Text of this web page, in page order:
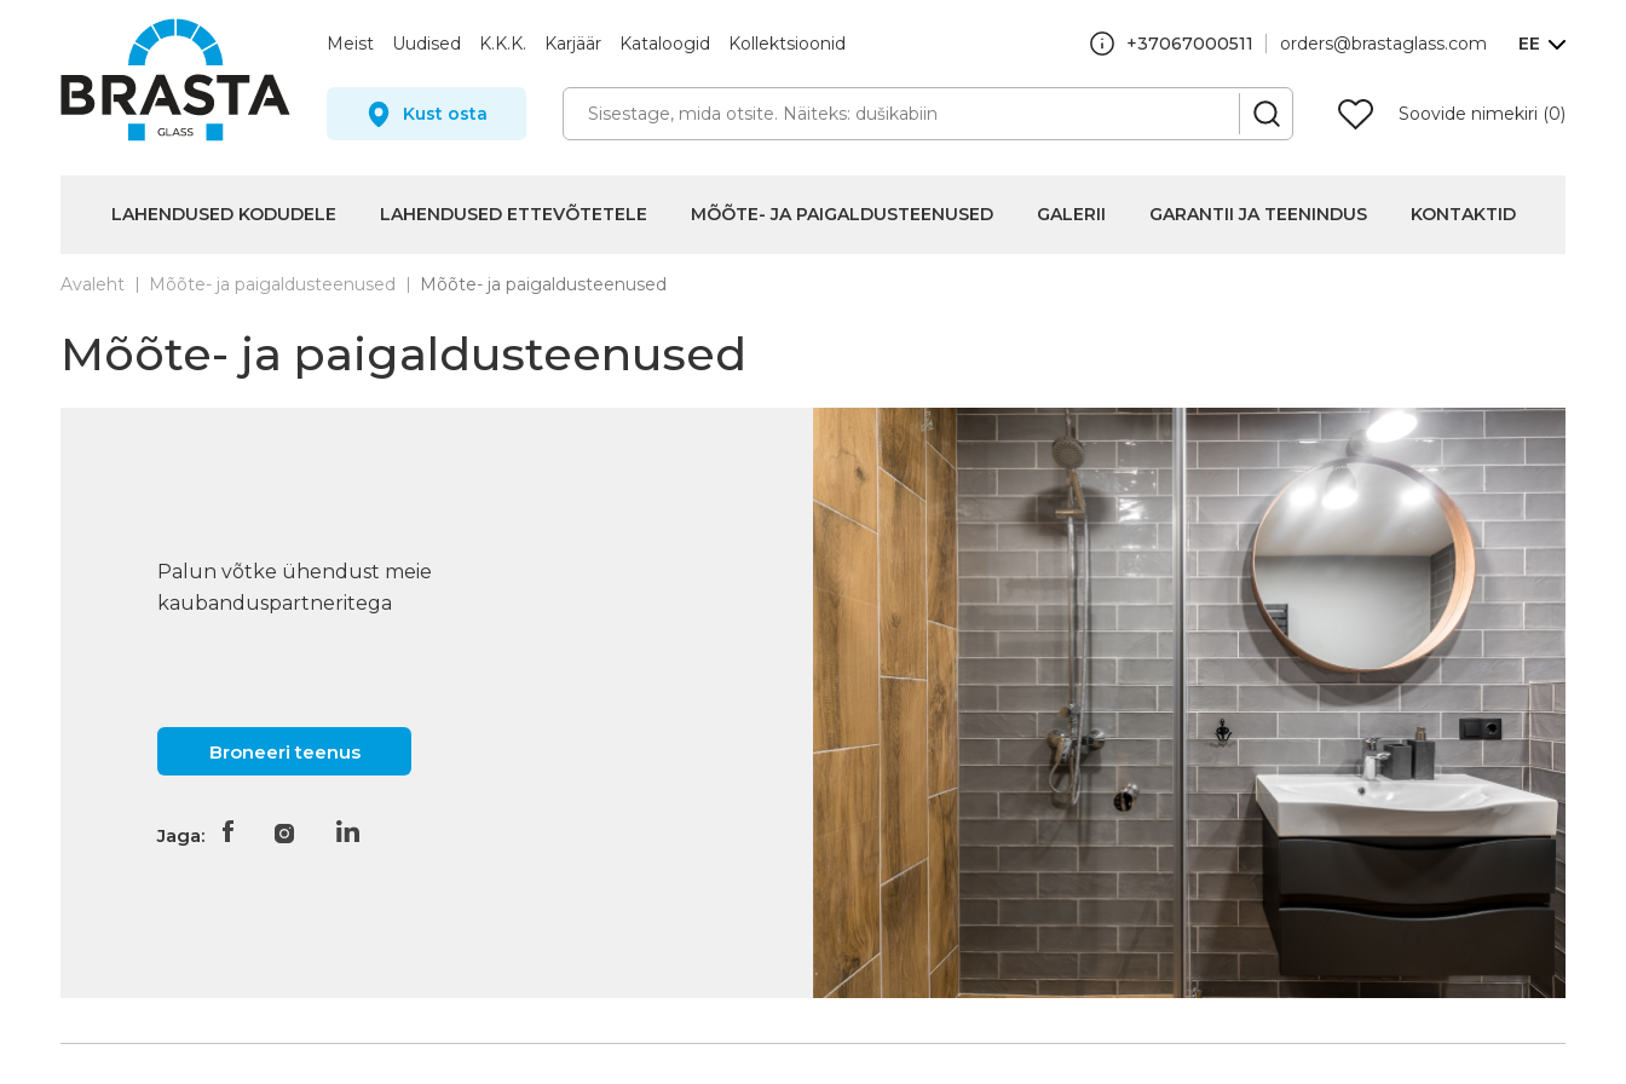
Meist Uudised K.K.K. Karjäär Kataloogid Kollektsioonid +37067000511 orders@brastaglass.com EE
Kust osta Soovide nimekiri (0)
LAHENDUSED KODUDELE LAHENDUSED ETTEVÕTETELE MÕÕTE- JA PAIGALDUSTEENUSED GALERII GARANTII JA TEENINDUS KONTAKTID
Avaleht Mõõte- ja paigaldusteenused Mõõte- ja paigaldusteenused
Mõõte- ja paigaldusteenused
Palun võtke ühendust meie
kaubanduspartneritega
Broneeri teenus
Jaga: